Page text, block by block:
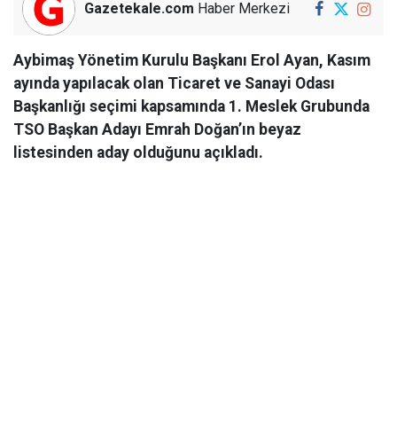
Gazetekale.com Haber Merkezi
Aybimaş Yönetim Kurulu Başkanı Erol Ayan, Kasım
ayında yapılacak olan Ticaret ve Sanayi Odası
Başkanlığı seçimi kapsamında 1. Meslek Grubunda
TSO Başkan Adayı Emrah Doğan’ın beyaz
listesinden aday olduğunu açıkladı.